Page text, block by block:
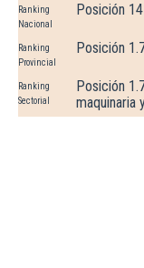
Ranking
Nacional
Posición
Ranking
Provincial
Posición
Ranking
Sectorial
Posición
maquinaria